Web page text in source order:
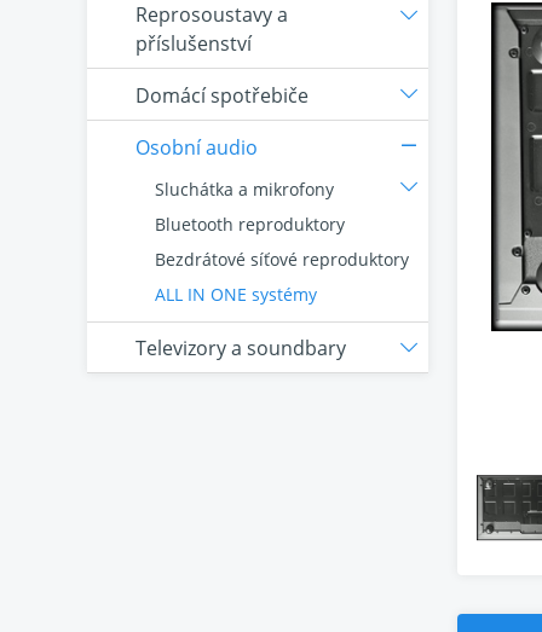
Reprosoustavy a
příslušenství
Domácí spotřebiče
Osobní audio
Sluchátka a mikrofony
Bluetooth reproduktory
Bezdrátové síťové reproduktory
ALL IN ONE systémy
Televizory a soundbary